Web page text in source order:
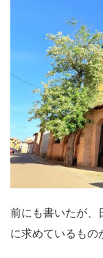
前にも書いたが、
に求めているもの